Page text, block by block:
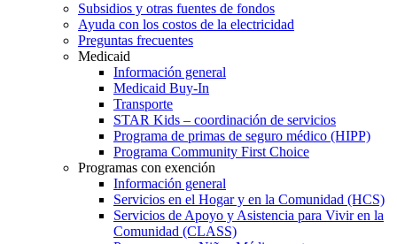
Subsidios y otras fuentes de fondos
Ayuda con los costos de la electricidad
Preguntas frecuentes
Medicaid
Información general
Medicaid Buy-In
Transporte
STAR Kids – coordinación de servicios
Programa de primas de seguro médico (HIPP)
Programa Community First Choice
Programas con exención
Información general
Servicios en el Hogar y en la Comunidad (HCS)
Servicios de Apoyo y Asistencia para Vivir en la
Comunidad (CLASS)